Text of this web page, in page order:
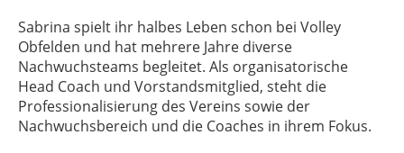
Sabrina spielt ihr halbes Leben schon bei Volley
Obfelden und hat mehrere Jahre diverse
Nachwuchsteams begleitet. Als organisatorische
Head Coach und Vorstandsmitglied, steht die
Professionalisierung des Vereins sowie der
Nachwuchsbereich und die Coaches in ihrem Fokus.